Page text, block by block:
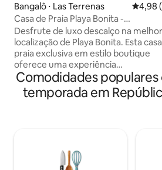
Bangalô ⋅ Las Terrenas 4,98
4,98
Casa de Praia Playa Bonita -
verdadeiramente à beira-mar!
Desfrute de luxo descalço na melhor
localização de Playa Bonita. Esta
praia exclusiva em estilo boutique
oferece uma experiência
verdadeiramente à beira-mar, sem
trânsito! Projetado para 1 casal ou uma
família (máx. 4 pessoas), combina
um terraço espetacular com banheira
para 2 pessoas, uma cama lounge +
Comodidades
temporada em